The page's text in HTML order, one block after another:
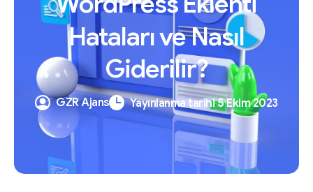
HatalarıveNasıl
Giderilir?
GZR Ajans Yayınlanma tarihi 5 Ekim 2023